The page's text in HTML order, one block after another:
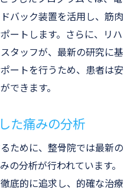
バック装置を活用し、筋肉
ートします。さらに、リハ
タッフが、最新の研究に基
ートを行うため、患者は安
できます。
た痛みの分析
ために、整骨院では最新の
の分析が行われています。
底的に追求し、的確な治療